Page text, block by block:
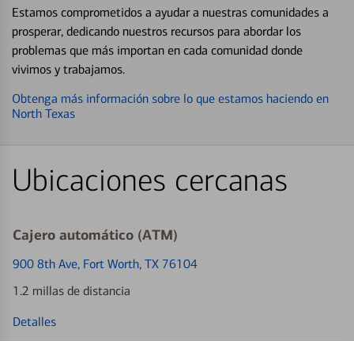
Estamos comprometidos a ayudar a nuestras comunidades a
prosperar, dedicando nuestros recursos para abordar los
problemas que más importan en cada comunidad donde
vivimos y trabajamos.
Obtenga más información sobre lo que estamos haciendo en
North Texas
Ubicaciones cercanas
Cajero automático (ATM)
900 8th Ave, Fort Worth, TX 76104
1.2 millas de distancia
Detalles